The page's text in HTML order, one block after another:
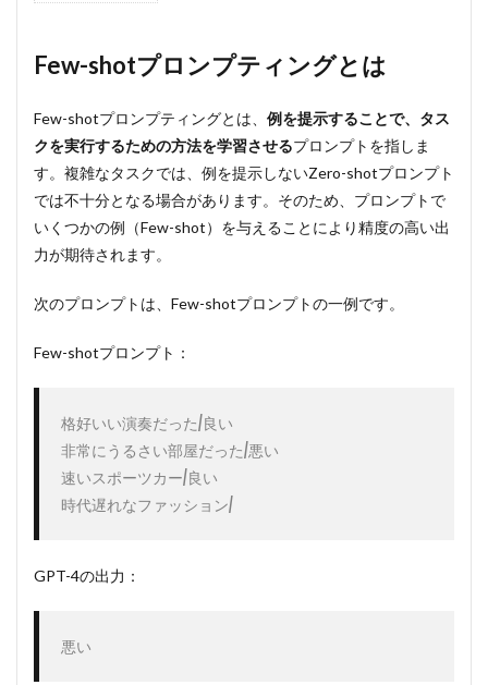
ンプ
ング
とは
2
Few-
shot
プロ
ンプ
の限
3
Few-shotプロンプティングとは
Few-shotプロンプティングとは、 例を提示することで、タス
クを実行するための方法を学習させるプロンプトを指しま
す。複雑なタスクでは、例を提示しないZero-shotプロンプト
では不十分となる場合があります。そのため、プロンプトで
いくつかの例（Few-shot）を与えることにより精度の高い出
力が期待されます。
次のプロンプトは、Few-shotプロンプトの一例です。
Few-shotプロンプト：
格好いい演奏だった/良い
非常にうるさい部屋だった/悪い
速いスポーツカー/良い
時代遅れなファッション/
GPT-4の出力：
悪い